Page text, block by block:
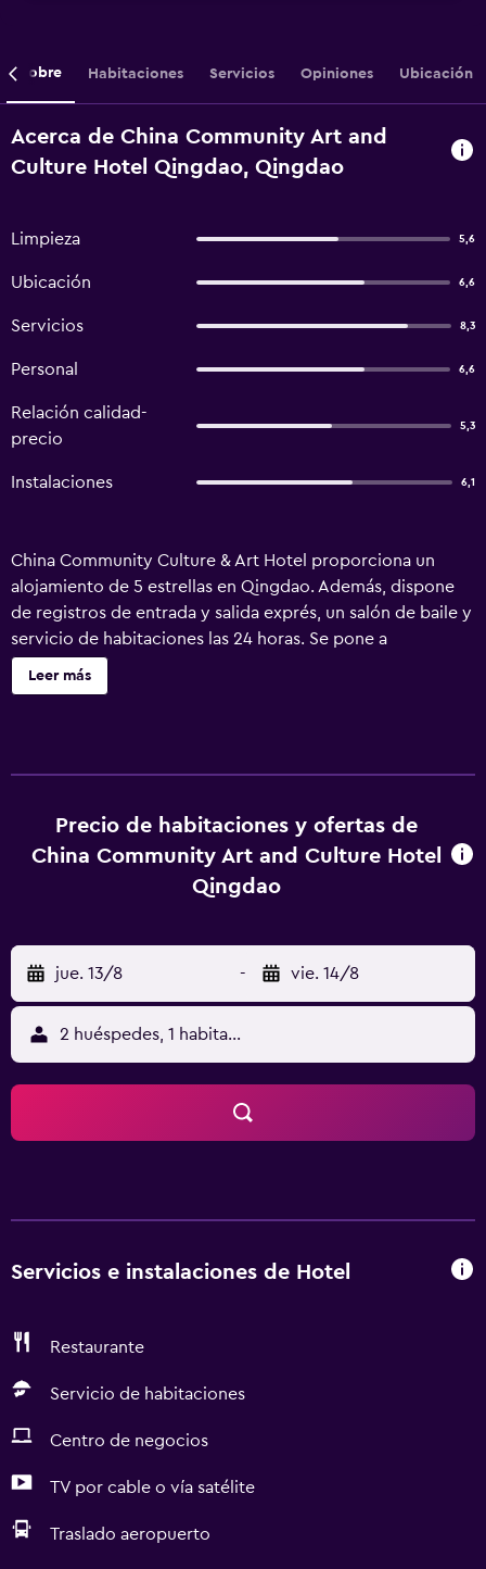
Sobre Habitaciones Servicios Opiniones Ubicación
Acerca de China Community Art and
Culture Hotel Qingdao, Qingdao
Limpieza 5,6
Ubicación 6,6
Servicios 8,3
Personal 6,6
Relación calidad-
precio
5,3
Instalaciones 6,1
China Community Culture & Art Hotel proporciona un
alojamiento de 5 estrellas en Qingdao. Además, dispone
de registros de entrada y salida exprés, un salón de baile y
servicio de habitaciones las 24 horas. Se pone a
disposición de los huéspedes diferentes servicios e
instalaciones, entre otros servicio de aparcacoches, un
acondicionado y televisión. Todas ellas cuentan con una
nevera, minibar y unas zapatillas. Los huéspedes pueden
disfrutar de una experiencia culinaria única en el
restaurante de la propiedad, que es una opción ideal para
cenar. Todos los días, se sirven varias opciones de
desayuno. Desde China Community Culture & Art Hotel se
puede acceder fácilmente a Olympic Sailing Center, a
Qingdao University y a May Fourth Square. El personal
multilingüe del hotel se asegurará de que los huéspedes
tengan una estancia cómoda.
Leer más
Precio de habitaciones y ofertas de
China Community Art and Culture Hotel
Qingdao
jue. 13/8 - vie. 14/8
2 huéspedes, 1 habitación
Servicios e instalaciones de Hotel
Restaurante
Servicio de habitaciones
Centro de negocios
TV por cable o vía satélite
Traslado aeropuerto